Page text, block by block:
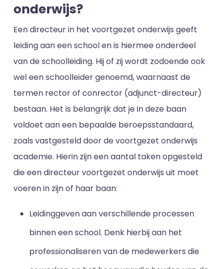
onderwijs?
Een directeur in het voortgezet onderwijs geeft
leiding aan een school en is hiermee onderdeel
van de schoolleiding. Hij of zij wordt zodoende ook
wel een schoolleider genoemd, waarnaast de
termen rector of conrector (adjunct-directeur)
bestaan. Het is belangrijk dat je in deze baan
voldoet aan een bepaalde beroepsstandaard,
zoals vastgesteld door de voortgezet onderwijs
academie. Hierin zijn een aantal taken opgesteld
die een directeur voortgezet onderwijs uit moet
voeren in zijn of haar baan:
Leidinggeven aan verschillende processen
binnen een school. Denk hierbij aan het
professionaliseren van de medewerkers die